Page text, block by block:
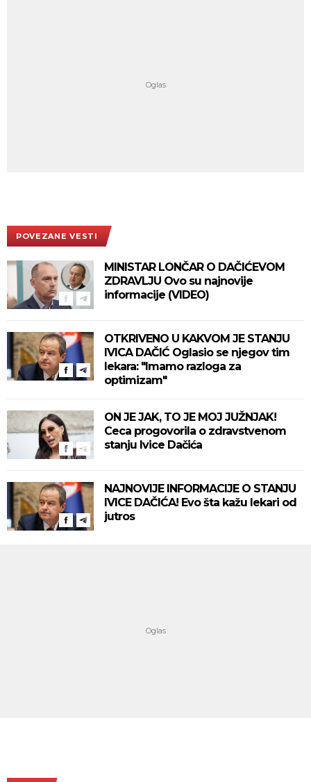
POVEZANE VESTI
MINISTAR LONČAR O DAČIĆEVOM
ZDRAVLJU Ovo su najnovije
informacije (VIDEO)
OTKRIVENO U KAKVOM JE STANJU
IVICA DAČIĆ Oglasio se njegov tim
lekara: "Imamo razloga za
optimizam"
ON JE JAK, TO JE MOJ JUŽNJAK!
Ceca progovorila o zdravstvenom
stanju Ivice Dačića
NAJNOVIJE INFORMACIJE O STANJU
IVICE DAČIĆA! Evo šta kažu lekari od
jutros